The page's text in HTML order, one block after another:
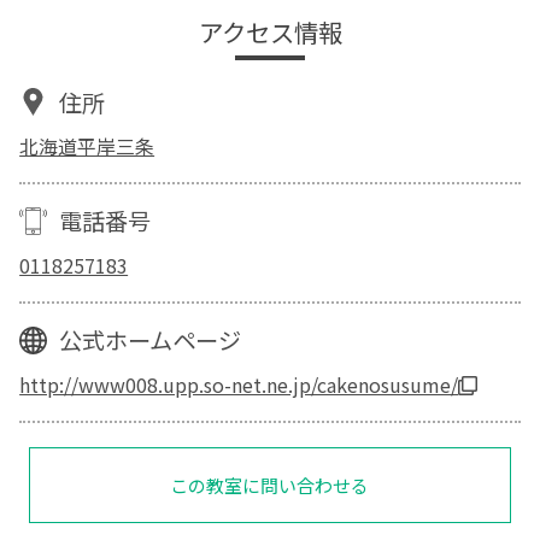
アクセス情報
住所
北海道平岸三条
電話番号
0118257183
公式ホームページ
http://www008.upp.so-net.ne.jp/cakenosusume/
この教室に問い合わせる